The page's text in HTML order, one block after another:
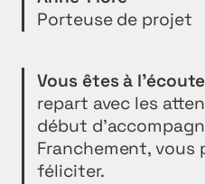
Porteuse de projet
Vous êtes à
repart avec les
début
Franchement, vous
féliciter.